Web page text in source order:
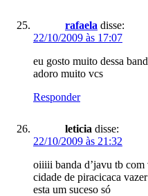
rafaela disse:
22/10/2009 às 17:07
eu gosto muito dessa
adoro muito vcs
Responder
leticia disse:
22/10/2009 às 21:32
oiiiii banda d’javu tb com
cidade de piracicaca
esta um suceso só